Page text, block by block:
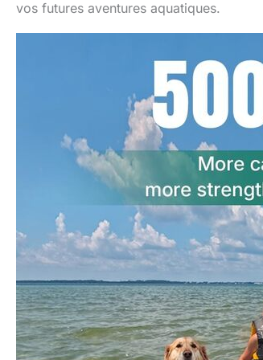
vos futures aventures aquatiques.